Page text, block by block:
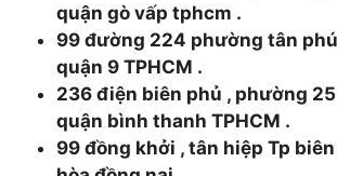
quận gò vấp tphcm .
99 đường 224 phường tân phú
quận 9 TPHCM .
236 điện biên phủ , phường 25
quận bình thanh TPHCM .
99 đồng khởi , tân hiệp Tp biên